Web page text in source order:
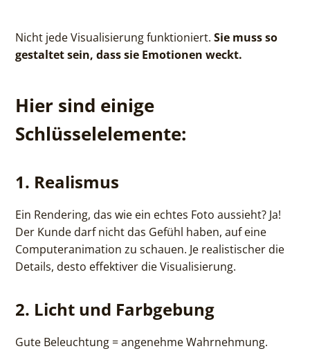
Nicht jede Visualisierung funktioniert.Sie muss so
gestaltet sein, dass sie Emotionen weckt.
Hier sind einige
Schlüsselelemente:
1. Realismus
Ein Rendering, das wie ein echtes Foto aussieht? Ja!
Der Kunde darf nicht das Gefühl haben, auf eine
Computeranimation zu schauen. Je realistischer die
Details, desto effektiver die Visualisierung.
2. Licht und Farbgebung
Gute Beleuchtung = angenehme Wahrnehmung.